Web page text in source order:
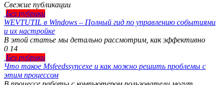
Свежие публикации
Без рубрики
WEVTUTIL в Windows – Полный гид по управлению событиями
и их настройке
В этой статье мы детально рассмотрим, как эффективно
0 14
Без рубрики
Что такое Msfeedssyncexe и как можно решить проблемы с
этим процессом